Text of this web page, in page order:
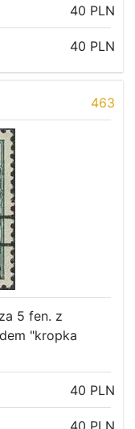
40 PLN
40 PLN
463
5 fen. z
"kropka
40 PLN